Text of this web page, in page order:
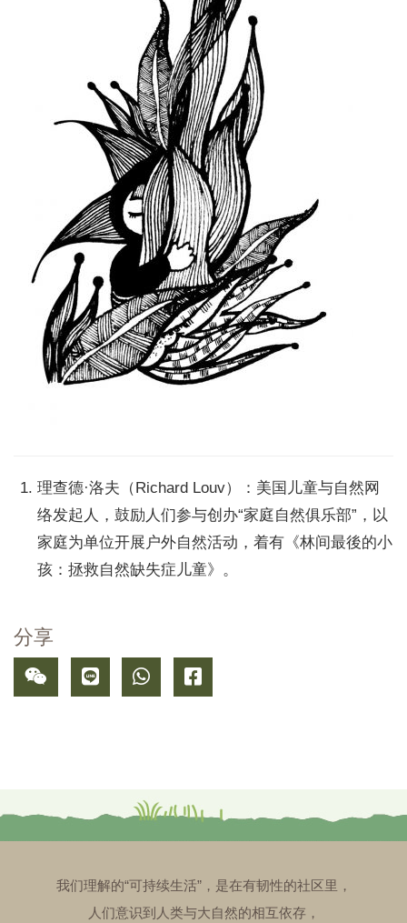
理查德·洛夫（Richard Louv）：美国儿童与自然网
络发起人，鼓励人们参与创办“家庭自然俱乐部”，以
家庭为单位开展户外自然活动，着有《林间最後的小
孩：拯救自然缺失症儿童》。
分享
我们理解的“可持续生活”，是在有韧性的社区里，
人们意识到人类与大自然的相互依存，